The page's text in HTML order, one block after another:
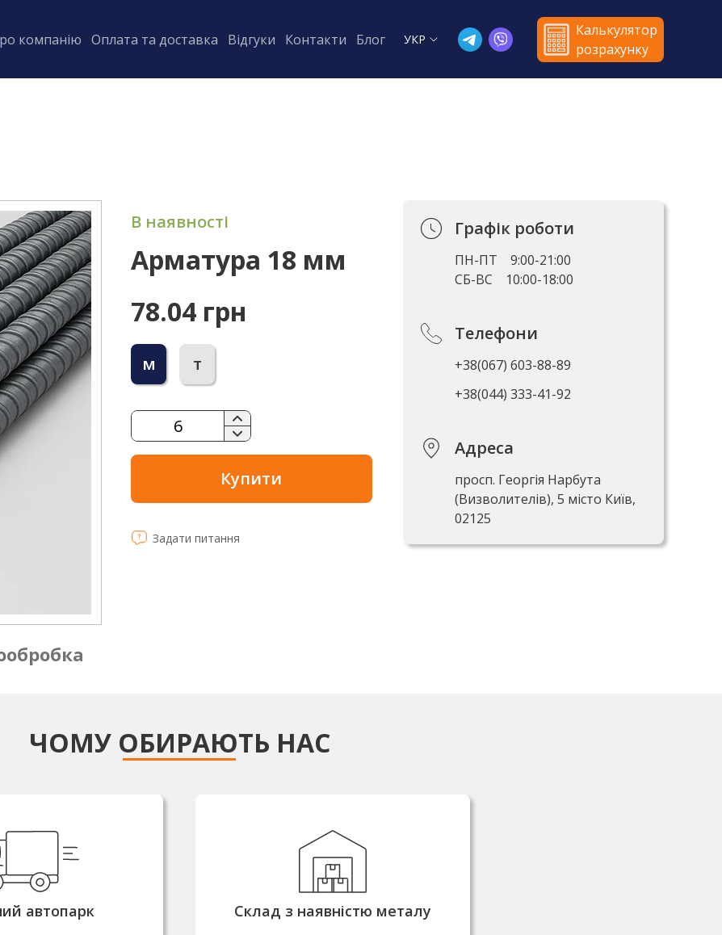
компанію Оплата та доставка Відгуки Контакти Блог УКР
Калькулятор
розрахунку
В наявності
Арматура 18 мм
78.04 грн
м т
Купити
Задати питання
Графік роботи
ПН-ПТ
9:00-21:00
СБ-ВС
10:00-18:00
Телефони
+38(067) 603-88-89
+38(044) 333-41-92
Адреса
просп. Георгія Нарбута
(Визволителів), 5 місто Київ,
02125
ЧОМУ ОБИРАЮТЬ НАС
автопарк
машини
від 3 до 25
доставляти
швидко та без
Склад з наявністю металу
Більшість позицій завжди в
наявності на складі, що
забезпечує оперативну
комплектацію та відвантаження